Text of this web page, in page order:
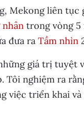
Mekong liên tục
trong vòng 5
đưa ra Tầm nhìn
giá trị tuyệt
Tôi nghiệm ra
việc triển khai